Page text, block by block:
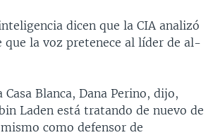
Y CULTURA
dicen que la CIA analizó
que la voz pretenece al líder de al-
Blanca, Dana Perino, dijo,
Laden está tratando de nuevo de
como defensor de